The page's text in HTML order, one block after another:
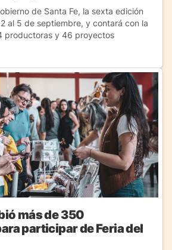
de Santa Fe, la sexta edición
al 5 de septiembre, y contará con la
productoras y 46 proyectos
más de 350
participar de Feria del